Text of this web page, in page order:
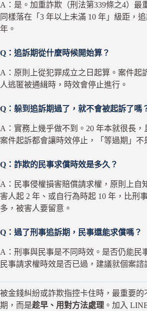
A：是。加重詐欺（刑法第339條之4）最
同樣落在「3 年以上未滿 10 年」級距，
年。
Q：追訴期從什麼時候開始算？
A：原則上從犯罪成立之日起算。案件起
人逃匿被通緝時，時效會停止進行。
Q：躲到追訴期過了，就不會被起訴了嗎
A：實務上幾乎做不到。20 年本就很長，
案件起訴都會讓時效停止，「等過期」不
Q：詐欺的民事求償時效是多久？
A：民事侵權損害賠償請求權，原則上自
害人起 2 年、或自行為時起 10 年，比刑
多，被害人要留意。
Q：過了刑事追訴期，民事還能求償嗎？
A：刑事與民事是不同時效。是否仍能民
民事請求權時效是否已過，建議就個案諮
被金錢糾紛或詐欺指控卡住時，最重要的
期，而是趁早、用對方法處理 。加入